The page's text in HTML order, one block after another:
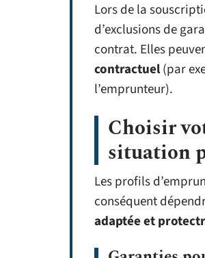
Lors de la
d’exclusions de
contrat. Elles
contractuel(par
l’emprunteur).
Choisir
situation
Les profils
conséquent
adaptée et